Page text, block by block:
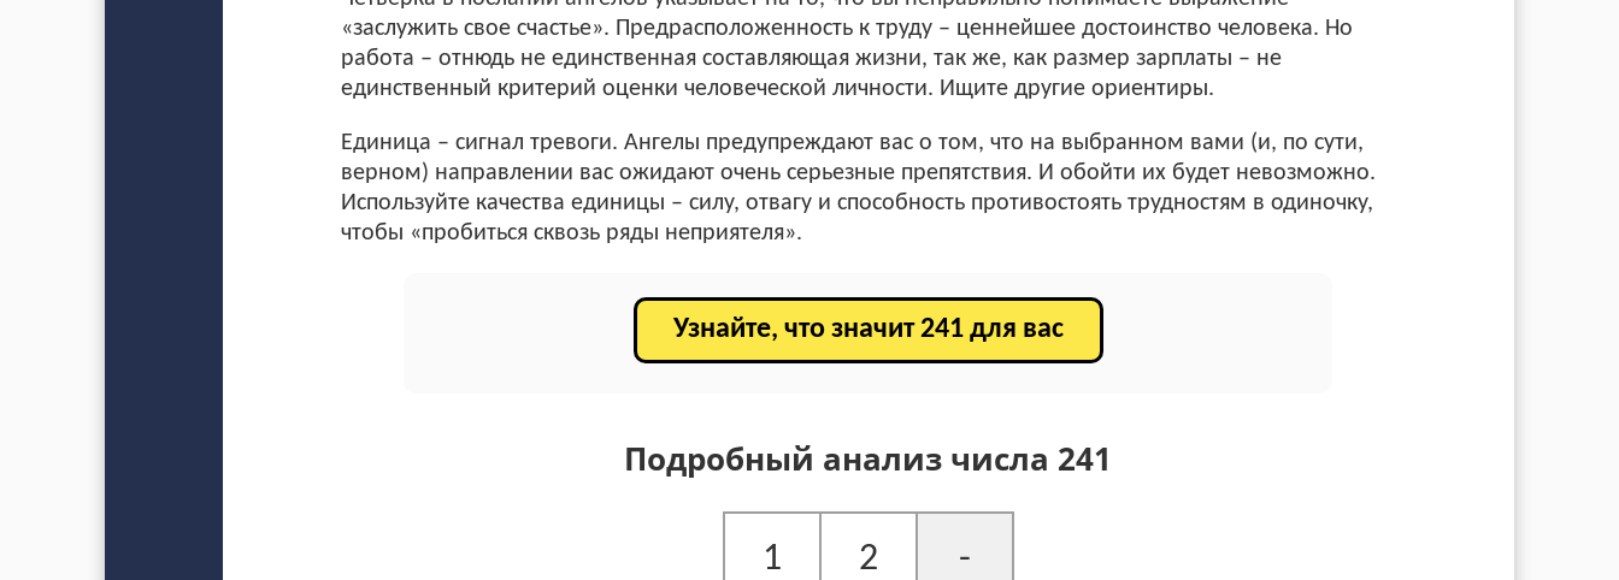
«заслужить свое счастье». Предрасположенность к труду – ценнейшее достоинство человека. Но
работа – отнюдь не единственная составляющая жизни, так же, как размер зарплаты – не
единственный критерий оценки человеческой личности. Ищите другие ориентиры.
Единица – сигнал тревоги. Ангелы предупреждают вас о том, что на выбранном вами (и, по сути,
верном) направлении вас ожидают очень серьезные препятствия. И обойти их будет невозможно.
Используйте качества единицы – силу, отвагу и способность противостоять трудностям в одиночку,
чтобы «пробиться сквозь ряды неприятеля».
Узнайте, что значит 241 для вас
Подробный анализ числа 241
1 2 -